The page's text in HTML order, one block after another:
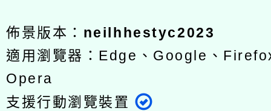
佈景版本： neilhhestyc2023
適用瀏覽器：Edge、Google、
Opera
支援行動瀏覽裝置